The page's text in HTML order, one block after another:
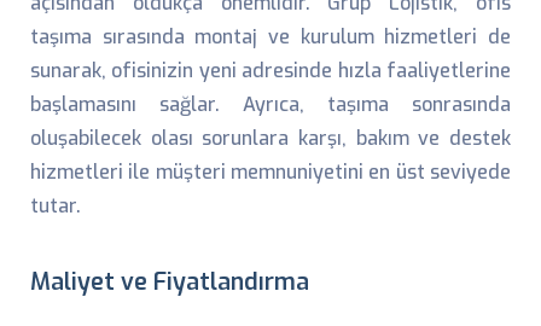
taşıma sırasında montaj ve kurulum hizmetleri de
sunarak, ofisinizin yeni adresinde hızla faaliyetlerine
başlamasını sağlar. Ayrıca, taşıma sonrasında
oluşabilecek olası sorunlara karşı, bakım ve destek
hizmetleri ile müşteri memnuniyetini en üst seviyede
tutar.
Maliyet ve Fiyatlandırma